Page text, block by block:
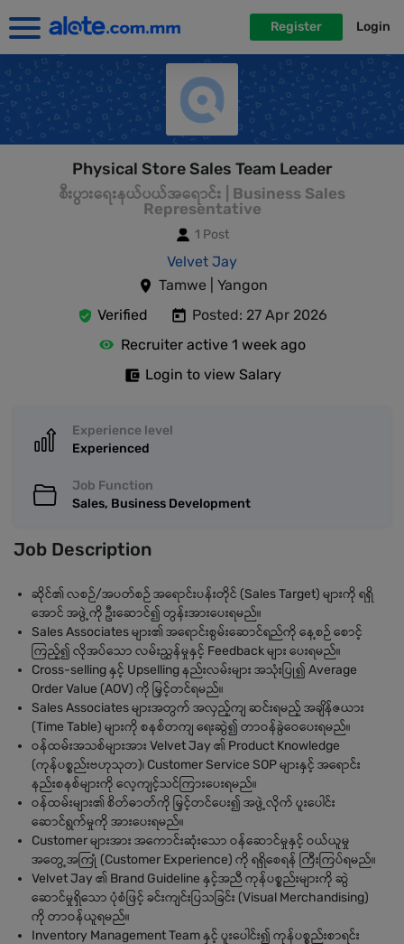
Register Login
Physical Store Sales Team Leader
စီးပွားရေးနယ်ပယ်အရောင်း | Business Sales
Representative
1 Post
Velvet Jay
Tamwe | Yangon
Verified
Posted: 27 Apr 2026
Recruiter active 1 week ago
Login to view Salary
Experience level
Experienced
Job Function
Sales, Business Development
Job Description
ဆိုင်၏ လစဉ်/အပတ်စဉ် အရောင်းပန်းတိုင် (Sales Target) များကို ရရှိ
အောင် အဖွဲ့ကို ဦးဆောင်၍ တွန်းအားပေးရမည်။
Sales Associates များ၏ အရောင်းစွမ်းဆောင်ရည်ကို နေ့စဉ် စောင့်
ကြည့်၍ လိုအပ်သော လမ်းညွှန်မှုနှင့် Feedback များ ပေးရမည်။
Cross-selling နှင့် Upselling နည်းလမ်းများ အသုံးပြု၍ Average
Order Value (AOV) ကို မြှင့်တင်ရမည်။
Sales Associates များအတွက် အလှည့်ကျ ဆင်းရမည့် အချိန်ဇယား
(Time Table) များကို စနစ်တကျ ရေးဆွဲ၍ တာဝန်ခွဲဝေပေးရမည်။
ဝန်ထမ်းအသစ်များအား Velvet Jay ၏ Product Knowledge
(ကုန်ပစ္စည်းဗဟုသုတ)၊ Customer Service SOP များနှင့် အရောင်း
နည်းစနစ်များကို လေ့ကျင့်သင်ကြားပေးရမည်။
ဝန်ထမ်းများ၏ စိတ်ဓာတ်ကို မြှင့်တင်ပေး၍ အဖွဲ့လိုက် ပူးပေါင်း
ဆောင်ရွက်မှုကို အားပေးရမည်။
Customer များအား အကောင်းဆုံးသော ဝန်ဆောင်မှုနှင့် ဝယ်ယူမှု
အတွေ့အကြုံ (Customer Experience) ကို ရရှိစေရန် ကြီးကြပ်ရမည်။
Velvet Jay ၏ Brand Guideline နှင့်အညီ ကုန်ပစ္စည်းများကို ဆွဲ
ဆောင်မှုရှိသော ပုံစံဖြင့် ခင်းကျင်းပြသခြင်း (Visual Merchandising)
ကို တာဝန်ယူရမည်။
Inventory Management Team နှင့် ပူးပေါင်း၍ ကုန်ပစ္စည်းစာရင်း